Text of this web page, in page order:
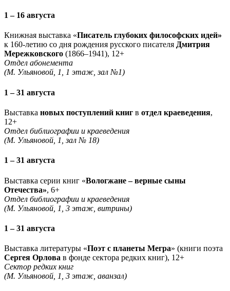
1 – 16 августа
Книжная выставка «Писатель глубоких философских идей»
к 160-летию со дня рождения русского писателя Дмитрия
Мережковского (1866–1941), 12+
Отдел абонемента
(М. Ульяновой, 1, 1 этаж, зал №1)
1 – 31 августа
Выставка новых поступлений книг в отдел краеведения,
12+
Отдел библиографии и краеведения
(М. Ульяновой, 1, зал № 18)
1 – 31 августа
Выставка серии книг «Вологжане – верные сыны
Отечества», 6+
Отдел библиографии и краеведения
(М. Ульяновой, 1, 3 этаж, витрины)
1 – 31 августа
Выставка литературы «Поэт с планеты Мегра» (книги поэта
Сергея Орлова в фонде сектора редких книг), 12+
Сектор редких книг
(М. Ульяновой, 1, 3 этаж, аванзал)